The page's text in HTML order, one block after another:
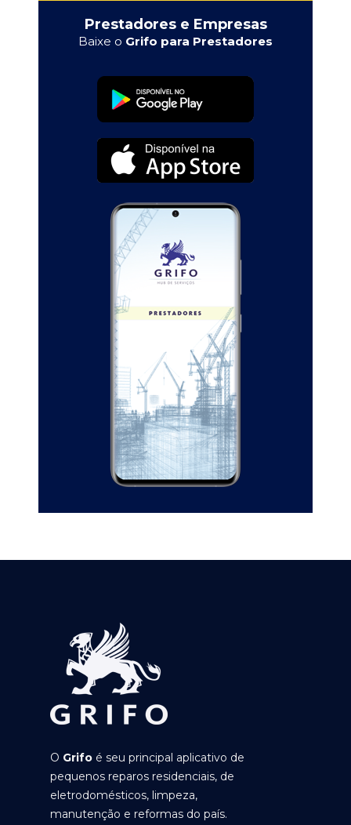
Prestadores e Empresas
Baixe o Grifo para Prestadores
O Grifo é seu principal aplicativo de
pequenos reparos residenciais, de
eletrodomésticos, limpeza,
manutenção e reformas do país.